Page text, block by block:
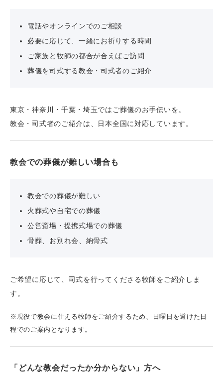
電話やオンラインでのご相談
必要に応じて、一緒にお祈りする時間
ご家族と牧師の都合が合えばご訪問
葬儀を司式する教会・司式者のご紹介
東京・神奈川・千葉・埼玉ではご葬儀のお手伝いを。
教会・司式者のご紹介は、日本全国に対応しています。
教会での葬儀が難しい場合も
教会での葬儀が難しい
火葬式や自宅での葬儀
公営斎場・提携式場での葬儀
骨葬、お別れ会、納骨式
ご希望に応じて、司式を行ってくださる牧師をご紹介しま
す。
※現役で教会に仕える牧師をご紹介するため、日曜日を避けた日
程でのご案内となります。
「どんな教会だったか分からない」方へ